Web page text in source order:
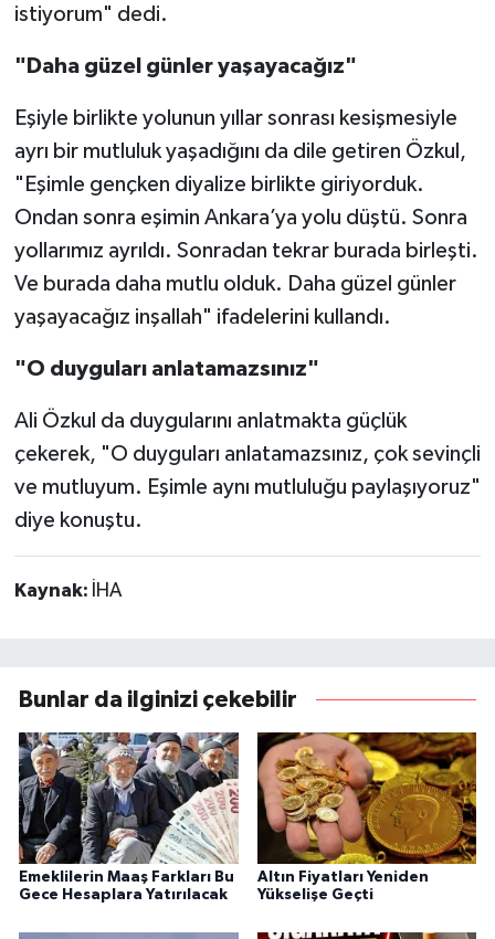
istiyorum" dedi.
"Daha güzel günler yaşayacağız"
Eşiyle birlikte yolunun yıllar sonrası kesişmesiyle
ayrı bir mutluluk yaşadığını da dile getiren Özkul,
"Eşimle gençken diyalize birlikte giriyorduk.
Ondan sonra eşimin Ankara’ya yolu düştü. Sonra
yollarımız ayrıldı. Sonradan tekrar burada birleşti.
Ve burada daha mutlu olduk. Daha güzel günler
yaşayacağız inşallah" ifadelerini kullandı.
"O duyguları anlatamazsınız"
Ali Özkul da duygularını anlatmakta güçlük
çekerek, "O duyguları anlatamazsınız, çok sevinçli
ve mutluyum. Eşimle aynı mutluluğu paylaşıyoruz"
diye konuştu.
Kaynak: İHA
Bunlar da ilginizi çekebilir
Emeklilerin Maaş Farkları Bu
Gece Hesaplara Yatırılacak
Altın Fiyatları Yeniden
Yükselişe Geçti